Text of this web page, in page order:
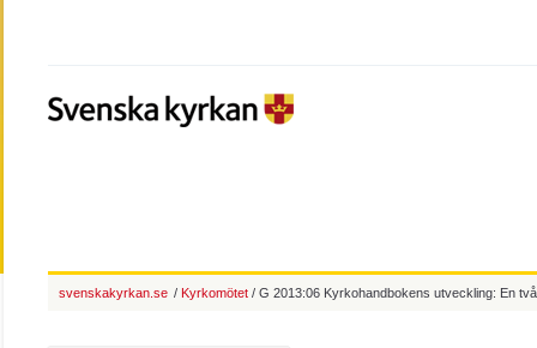
svenskakyrkan.se / Kyrkomötet / G 2013:06 Kyrkohandbokens utveckling: En